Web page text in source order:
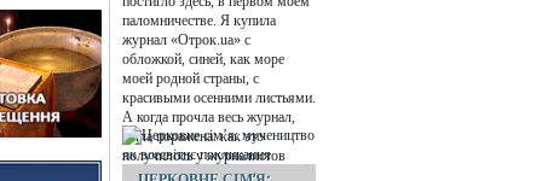
паломничестве. Я купила
журнал «Отрок.ua» с
обложкой, синей, как море
моей родной страны, с
красивыми осенними листьями.
А когда прочла весь журнал,
была поражена: как это
получилось у журналистов
сделать номер специально для